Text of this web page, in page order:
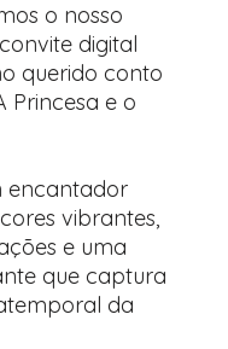
o nosso
digital
querido conto
Princesa e o
encantador
vibrantes,
e uma
que captura
da